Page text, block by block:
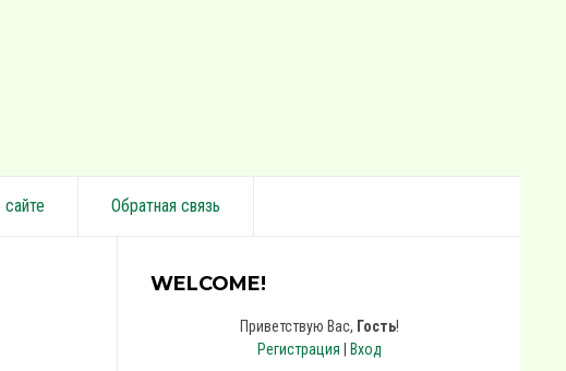
Обратная связь
WELCOME!
Приветствую Вас, Гость!
Регистрация
Вход